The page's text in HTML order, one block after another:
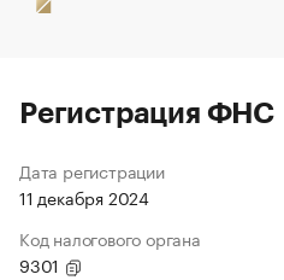
Регистрация ФНС
Дата регистрации
11 декабря 2024
Код налогового органа
9301